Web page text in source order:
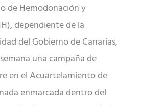
de Hemodonación y
dependiente de la
del Gobierno de Canarias,
una campaña de
en el Acuartelamiento de
enmarcada dentro del